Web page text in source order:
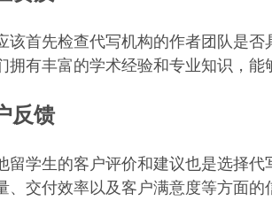
该首先检查代写机构的作者团队是
拥有丰富的学术经验和专业知识，能
反馈
留学生的客户评价和建议也是选择
、交付效率以及客户满意度等方面的